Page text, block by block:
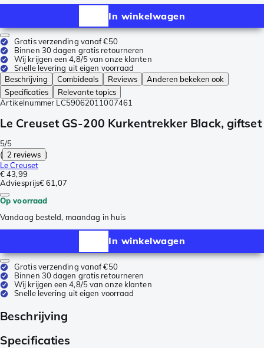
In winkelwagen
Gratis verzending vanaf €50
Binnen 30 dagen gratis retourneren
Wij krijgen een 4,8/5 van onze klanten
Snelle levering uit eigen voorraad
Beschrijving
Combideals Reviews
Anderen bekeken ook
Specificaties
Relevante topics
Artikelnummer LC59062011007461
Le Creuset GS-200 Kurkentrekker Black, giftset
5/5
( 2 reviews )
Le Creuset
€ 43,99
Adviesprijs€ 61,07
Op voorraad
Vandaag besteld, maandag in huis
In winkelwagen
Gratis verzending vanaf €50
Binnen 30 dagen gratis retourneren
Wij krijgen een 4,8/5 van onze klanten
Snelle levering uit eigen voorraad
Beschrijving
Specificaties